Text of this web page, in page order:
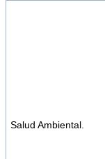
Salud Ambiental.